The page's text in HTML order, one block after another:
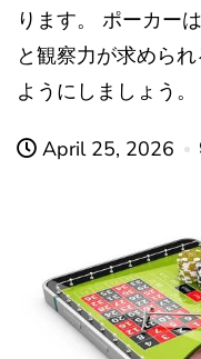
ります。 ポーカー
と観察力が求めら
ようにしましょう。
April 25, 2026